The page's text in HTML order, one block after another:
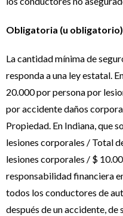
Obligatoria (u
La cantidad mínima de
responda a una ley estatal.
20.000 por persona por
por accidente daños
Propiedad. En Indiana, que
lesiones corporales / Total
lesiones corporales / $
responsabilidad financiera
todos los conductores de
después de un accidente, de